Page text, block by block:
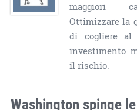
maggiori
Ottimizzare la
di cogliere al
investimento
il rischio.
Washington spinge